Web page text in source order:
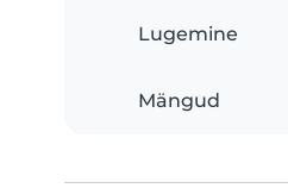
Lugemine
Mängud